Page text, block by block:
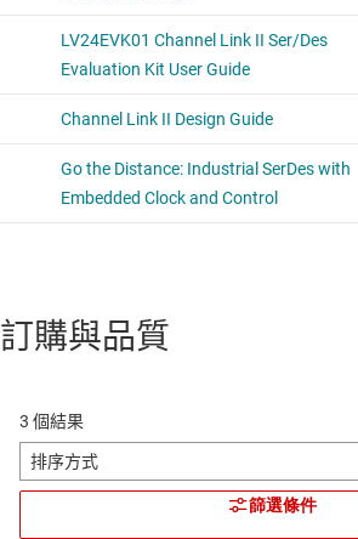
訂購與品質